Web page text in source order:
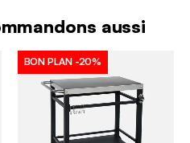
aussi
BON PLAN -20%